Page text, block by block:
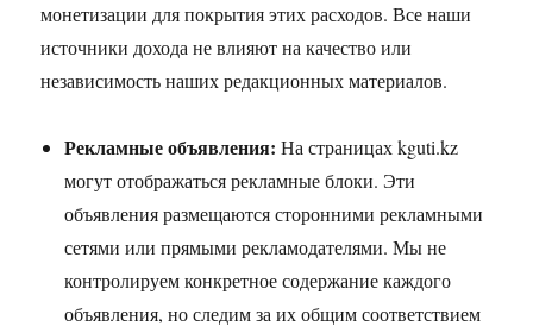
монетизации для покрытия этих расходов. Все наши
источники дохода не влияют на качество или
независимость наших редакционных материалов.
Рекламные объявления: На страницах kguti.kz
могут отображаться рекламные блоки. Эти
объявления размещаются сторонними рекламными
сетями или прямыми рекламодателями. Мы не
контролируем конкретное содержание каждого
объявления, но следим за их общим соответствием